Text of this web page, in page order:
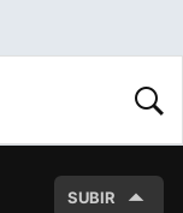
SUBIR